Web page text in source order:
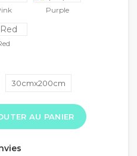
Purple
30cmx200cm
AU PANIER